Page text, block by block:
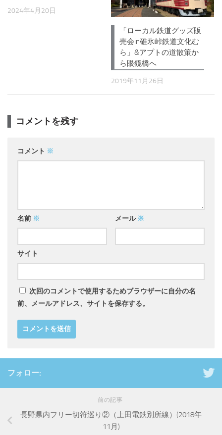
2024年4月20日
「ローカル鉄道グッズ販
売会in碓氷峠鉄道文化む
ら」&アプトの道散策か
ら眼鏡橋へ
2019年11月26日
コメントを残す
コメント ※
名前 ※ メール ※
サイト
次回のコメントで使用するためブラウザーに自分の名
前、メールアドレス、サイトを保存する。
フォロー:
前の記事
長野県内フリー切符巡り②（上田電鉄別所線）(2018年
11月)